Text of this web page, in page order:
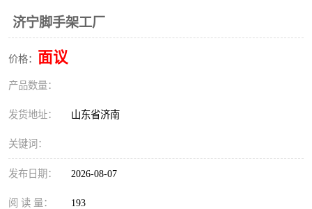
济宁脚手架工厂
价格： 面议
产品数量：
发货地址： 山东省济南
关键词：
发布日期： 2026-08-07
阅 读 量： 193